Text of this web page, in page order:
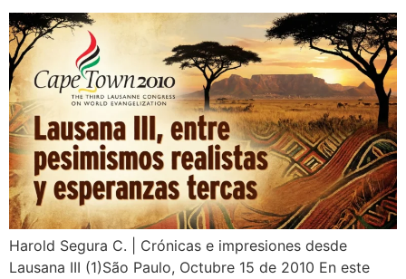
Harold Segura C. | Crónicas e impresiones desde
Lausana III (1)São Paulo, Octubre 15 de 2010 En este